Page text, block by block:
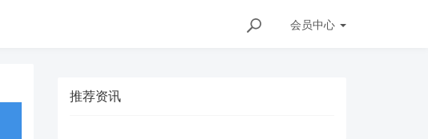
会员中心
推荐资讯